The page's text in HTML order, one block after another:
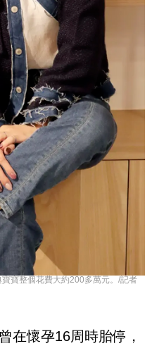
寶整個花費大約200多萬元。/記者
在懷孕16周時胎停，